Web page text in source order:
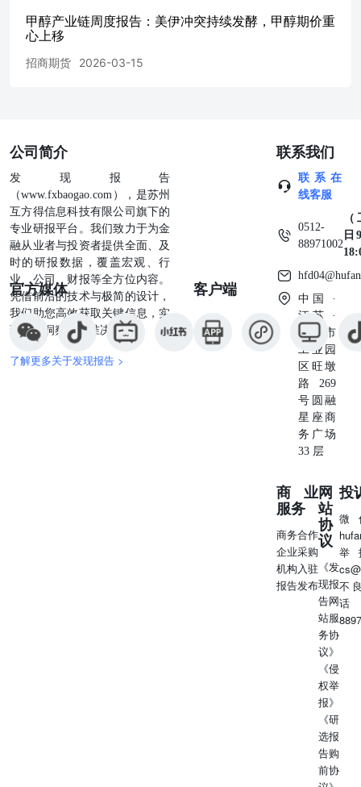
甲醇产业链周度报告：美伊冲突持续发酵，甲醇期价重
心上移
招商期货 2026-03-15
公司简介
发现报告
（www.fxbaogao.com），是苏州
互方得信息科技有限公司旗下的
专业研报平台。我们致力于为金
融从业者与投资者提供全面、及
时的研报数据，覆盖宏观、行
业、公司、财报等全方位内容。
凭借前沿的技术与极简的设计，
我们助您高效获取关键信息，实
现深度洞察与精准决策。
了解更多关于发现报告 >
官方媒体 客户端
联系我们
联系在
线客服
0512-
88971002
日
中国 ·
江苏 ·
苏州市
工业园
区旺墩
路269
号圆融
星座商
务广场
33 层
商业
服务
商务合作
企业采购
机构入驻
报告发布
网
站
协
议
《发
现报
告网
站服
务协
议》
《侵
权举
报》
《研
选报
告购
前协
投
微
举
不